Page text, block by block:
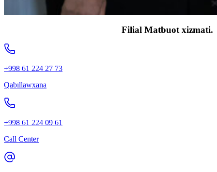
Filial Matbuot xizmati.
+998 61 224 27 73
Qabıllawxana
+998 61 224 09 61
Call Center